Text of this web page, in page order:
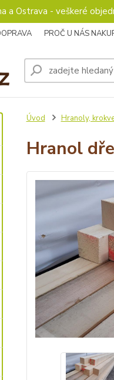
a Ostrava - veškeré
PROČ U NÁS
Úvod Hranoly,
Hranol